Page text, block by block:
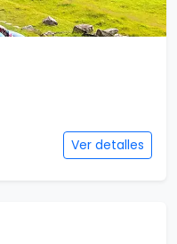
Ver detalles